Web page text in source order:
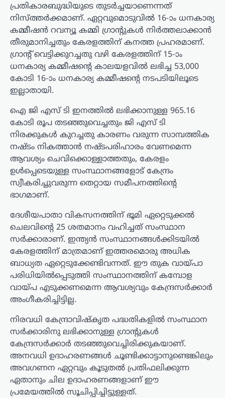
പ്രതികാരബുദ്ധിയുടെ തുടര്‍ച്ചയാണെന്നത്
നിസ്ത്തര്‍ക്കമാണ്. ഏറ്റവുമൊടുവില്‍ 16-ാം ധനകാര്യ
കമ്മീഷന്‍ റവന്യൂ കമ്മി ഗ്രാന്റുകള്‍ നിര്‍ത്തലാക്കാന്‍
തീരുമാനിച്ചതും കേരളത്തിന് കനത്ത പ്രഹരമാണ്.
ഗ്രാന്റ് വെട്ടിക്കുറച്ചതു വഴി കേരളത്തിന് 15-ാം
ധനകാര്യ കമ്മീഷന്റെ കാലയളവില്‍ ലഭിച്ച 53,000
കോടി 16-ാം ധനകാര്യ കമ്മീഷന്റെ നടപടിയിലൂടെ
ഇല്ലാതായി.
ഐ ജി എസ് ടി ഇനത്തില്‍ ലഭിക്കാനുള്ള 965.16
കോടി രൂപ തടഞ്ഞുവെച്ചതും ജി എസ് ടി
നിരക്കുകള്‍ കുറച്ചതു കാരണം വരുന്ന സാമ്പത്തിക
നഷ്ടം നികത്താന്‍ നഷ്ടപരിഹാരം വേണമെന്ന
ആവശ്യം ചെവിക്കൊള്ളാത്തതും, കേരളം
ഉള്‍പ്പെടെയുള്ള സംസ്ഥാനങ്ങളോട് കേന്ദ്രം
സ്വീകരിച്ചുവരുന്ന തെറ്റായ സമീപനത്തിന്റെ
ഭാഗമാണ്.
ദേശീയപാതാ വികസനത്തിന് ഭൂമി ഏറ്റെടുക്കല്‍
ചെലവിന്റെ 25 ശതമാനം വഹിച്ചത് സംസ്ഥാന
സര്‍ക്കാരാണ്. ഇന്ത്യന്‍ സംസ്ഥാനങ്ങള്‍ക്കിടയില്‍
കേരളത്തിന് മാത്രമാണ് ഇത്തരമൊരു അധിക
ബാധ്യത ഏറ്റെടുക്കേണ്ടിവന്നത്. ഈ തുക വായ്പാ
പരിധിയില്‍പ്പെടുത്തി സംസ്ഥാനത്തിന് കമ്പോള
വായ്പ എടുക്കണമെന്ന ആവശ്യവും കേന്ദ്രസര്‍ക്കാര്‍
അംഗീകരിച്ചിട്ടില്ല.
നിരവധി കേന്ദ്രാവിഷ്‌കൃത പദ്ധതികളില്‍ സംസ്ഥാന
സര്‍ക്കാരിനു ലഭിക്കാനുള്ള ഗ്രാന്റുകള്‍
കേന്ദ്രസര്‍ക്കാര്‍ തടഞ്ഞുവെച്ചിരിക്കുകയാണ്.
അനവധി ഉദാഹരണങ്ങള്‍ ചൂണ്ടിക്കാട്ടാനുണ്ടെങ്കിലും
അവഗണന ഏറ്റവും കൂടുതല്‍ പ്രതിഫലിക്കുന്ന
ഏതാനും ചില ഉദാഹരണങ്ങളാണ് ഈ
പ്രമേയത്തില്‍ സൂചിപ്പിച്ചിട്ടുള്ളത്.